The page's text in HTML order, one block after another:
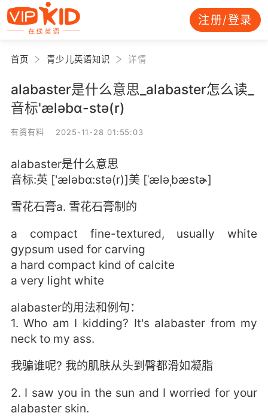
注册/登录
首页 青少儿英语知识 详情
alabaster是什么意思_alabaster怎么读_
音标'æləbɑ-stə(r)
有资有料 2025-11-28 01:55:03
alabaster是什么意思
音标:英 ['æləbɑ:stə(r)]美 [ˈæləˌbæstɚ]
雪花石膏a. 雪花石膏制的
a compact fine-textured, usually white
gypsum used for carving
a hard compact kind of calcite
a very light white
alabaster的用法和例句：
1. Who am I kidding? It's alabaster from my
neck to my ass.
我骗谁呢? 我的肌肤从头到臀都滑如凝脂
2. I saw you in the sun and I worried for your
alabaster skin.